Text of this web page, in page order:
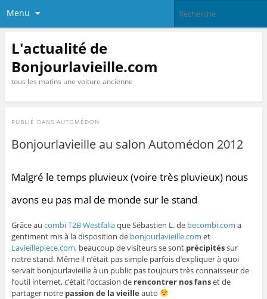
Menu
L'actualité de
Bonjourlavieille.com
tous les matins une voiture ancienne
PUBLIÉ DANS AUTOMÉDON
Bonjourlavieille au salon Automédon 2012
Malgré le temps pluvieux (voire très pluvieux) nous
avons eu pas mal de monde sur le stand
Grâce au combi T2B Westfaliaque Sébastien L. de becombi.com a
gentiment mis à la disposition de bonjourlavieille.com et
Lavieillepiece.com, beaucoup de visiteurs se sont précipitéssur
notre stand. Même il n’était pas simple parfois d’expliquer à quoi
servait bonjourlavieille à un public pas toujours très connaisseur de
l’outil internet, c’était l’occasion de rencontrer nos fanset de
partager notre passion de la vieille auto